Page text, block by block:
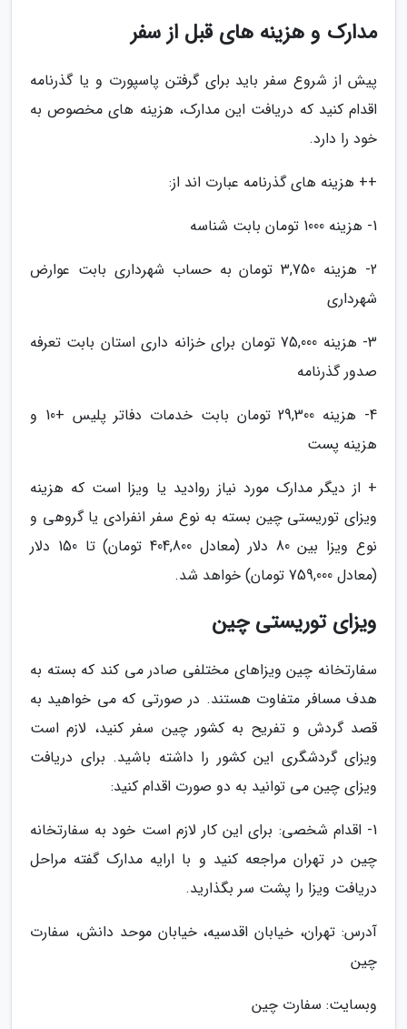
مدارک و هزینه های قبل از سفر
پیش از شروع سفر باید برای گرفتن پاسپورت و یا گذرنامه
اقدام کنید که دریافت این مدارک، هزینه های مخصوص به
خود را دارد.
++ هزینه های گذرنامه عبارت اند از:
1- هزینه 1000 تومان بابت شناسه
2- هزینه 3,750 تومان به حساب شهرداری بابت عوارض
شهرداری
3- هزینه 75,000 تومان برای خزانه داری استان بابت تعرفه
صدور گذرنامه
4- هزینه 29,300 تومان بابت خدمات دفاتر پلیس +10 و
هزینه پست
+ از دیگر مدارک مورد نیاز روادید یا ویزا است که هزینه
ویزای توریستی چین بسته به نوع سفر انفرادی یا گروهی و
نوع ویزا بین 80 دلار (معادل 404,800 تومان) تا 150 دلار
(معادل 759,000 تومان) خواهد شد.
ویزای توریستی چین
سفارتخانه چین ویزاهای مختلفی صادر می کند که بسته به
هدف مسافر متفاوت هستند. در صورتی که می خواهید به
قصد گردش و تفریح به کشور چین سفر کنید، لازم است
ویزای گردشگری این کشور را داشته باشید. برای دریافت
ویزای چین می توانید به دو صورت اقدام کنید:
1- اقدام شخصی: برای این کار لازم است خود به سفارتخانه
چین در تهران مراجعه کنید و با ارایه مدارک گفته مراحل
دریافت ویزا را پشت سر بگذارید.
آدرس: تهران، خیابان اقدسیه، خیابان موحد دانش، سفارت
چین
وبسایت: سفارت چین